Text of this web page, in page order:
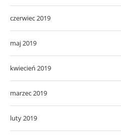
czerwiec 2019
maj 2019
kwiecień 2019
marzec 2019
luty 2019